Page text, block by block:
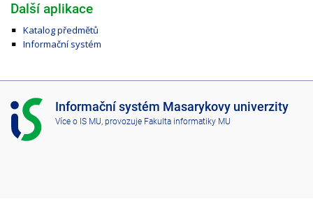
Další aplikace
Katalog předmětů
Informační systém
I
S
M
Informační systém Masarykovy univerzity
Více o IS MU , provozuje Fakulta informatiky MU